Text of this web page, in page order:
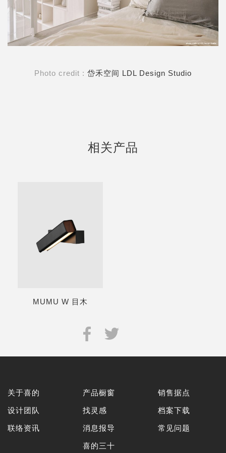
Photo credit : 岱禾空间 LDL Design Studio
相关产品
MUMU W 目木
关于喜的
设计团队
联络资讯
产品橱窗
找灵感
消息报导
喜的三十
销售据点
档案下载
常见问题